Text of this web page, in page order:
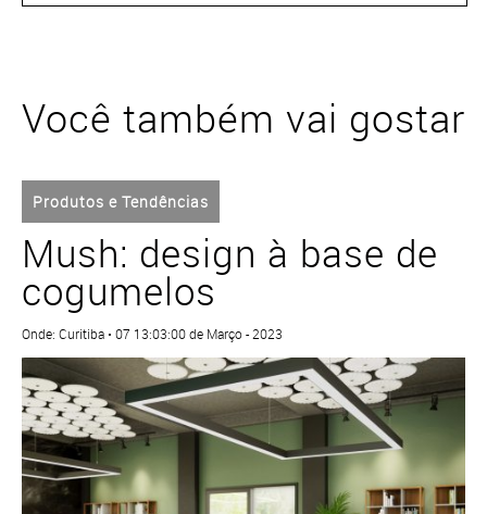
Você também vai gostar
Produtos e Tendências
Mush: design à base de
cogumelos
Onde: Curitiba • 07 13:03:00 de Março - 2023